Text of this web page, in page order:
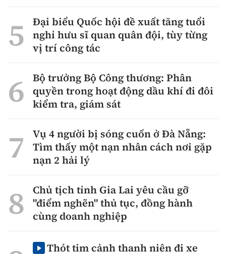
Đại biểu Quốc hội đề xuất tăng tuổi
nghỉ hưu sĩ quan quân đội, tùy từng
vị trí công tác
Bộ trưởng Bộ Công thương: Phân
quyền trong hoạt động dầu khí đi đôi
kiểm tra, giám sát
Vụ 4 người bị sóng cuốn ở Đà Nẵng:
Tìm thấy một nạn nhân cách nơi gặp
nạn 2 hải lý
Chủ tịch tỉnh Gia Lai yêu cầu gỡ
"điểm nghẽn" thủ tục, đồng hành
cùng doanh nghiệp
Thót tim cảnh thanh niên đi xe